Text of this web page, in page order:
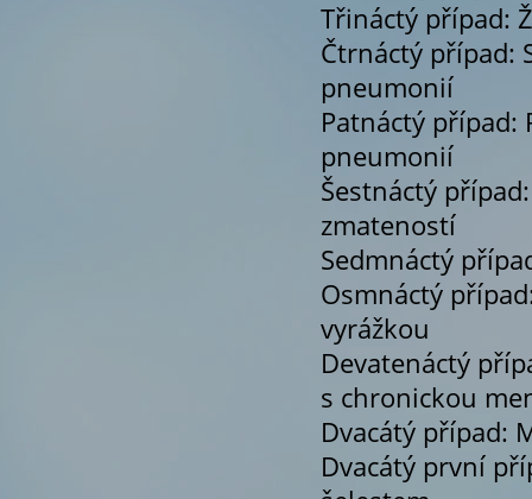
Třináctý případ:
Čtrnáctý případ:
pneumonií
Patnáctý
pneumonií
Šestnáctý
zmateností
Sedmnáctý
Osmnáctý
vyrážkou
Devatenáctý
s chronickou
Dvacátý případ:
Dvacátý první